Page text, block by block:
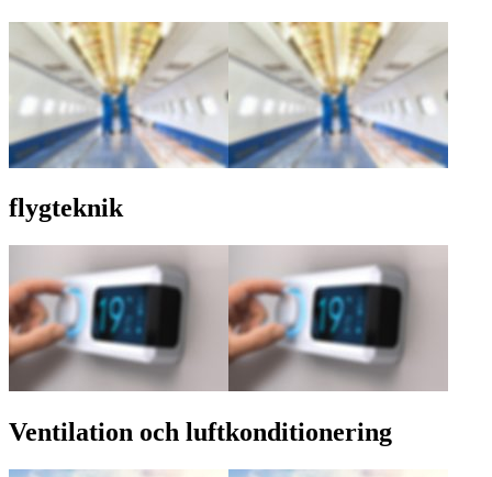
flygteknik
Ventilation och luftkonditionering